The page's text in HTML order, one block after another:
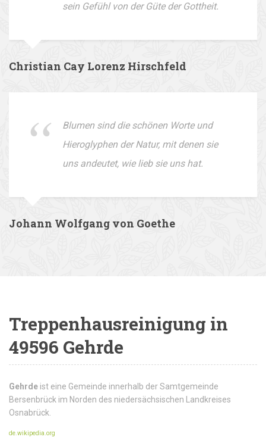
sein Gefühl von der Güte der Gottheit.
Christian Cay Lorenz Hirschfeld
Blumen sind die schönen Worte und
Hieroglyphen der Natur, mit denen sie
uns andeutet, wie lieb sie uns hat.
Johann Wolfgang von Goethe
Treppenhausreinigung in
49596 Gehrde
Gehrde ist eine Gemeinde innerhalb der Samtgemeinde
Bersenbrück im Norden des niedersächsischen Landkreises
Osnabrück.
de.wikipedia.org